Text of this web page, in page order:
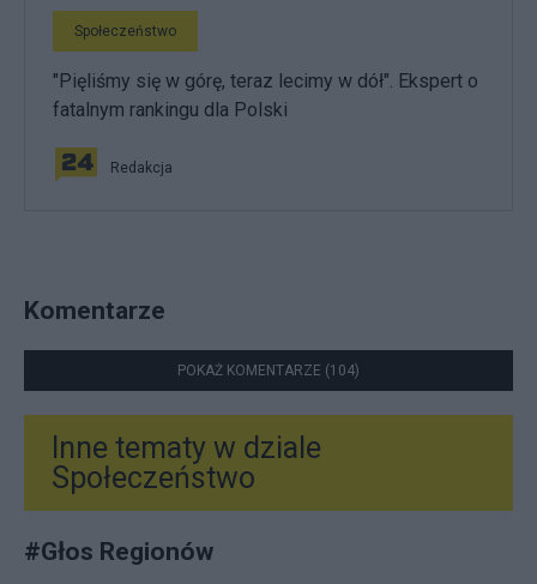
Społeczeństwo
"Pięliśmy się w górę, teraz lecimy w dół". Ekspert o
fatalnym rankingu dla Polski
Redakcja
Komentarze
POKAŻ KOMENTARZE (104)
Inne tematy w dziale
Społeczeństwo
#Głos Regionów